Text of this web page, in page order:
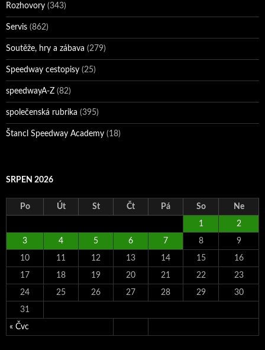
Rozhovory (343)
Servis (862)
Soutěže, hry a zábava (279)
Speedway cestopisy (25)
speedwayA-Z (82)
společenská rubrika (395)
Štancl Speedway Academy (18)
SRPEN 2026
Po Út St Čt Pá So Ne
« Čvc
1 2
3 4 5 6 7 8 9
10 11 12 13 14 15 16
17 18 19 20 21 22 23
24 25 26 27 28 29 30
31